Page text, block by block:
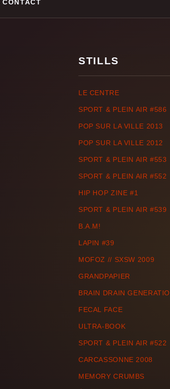
CONTACT
STILLS
LE CENTRE
SPORT & PLEIN AIR #586
POP SUR LA VILLE 2013
POP SUR LA VILLE 2012
SPORT & PLEIN AIR #553
SPORT & PLEIN AIR #552
HIP HOP ZINE #1
SPORT & PLEIN AIR #539
B.A.M!
LAPIN #39
MOFOZ // SXSW 2009
GRANDPAPIER
BRAIN DRAIN
FECAL FACE
ULTRA-BOOK
SPORT & PLEIN AIR #522
CARCASSONNE 2008
MEMORY CRUMBS